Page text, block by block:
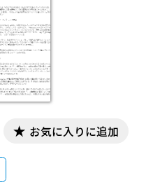
お気に入りに追加